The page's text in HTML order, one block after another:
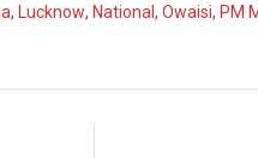
, Lucknow, National , Owaisi, PM